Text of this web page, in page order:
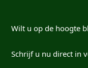
Wilt u op de hoogte
Schrijf u nu direct in